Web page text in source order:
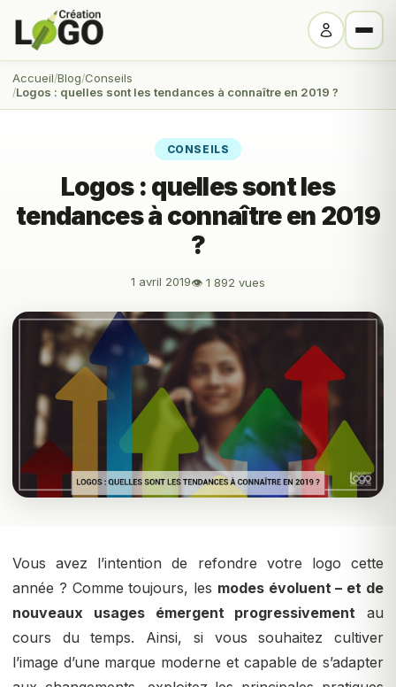
Accueil Blog Conseils
Logos : quelles sont les tendances à connaître en 2019 ?
CONSEILS
Logos : quelles sont les
tendances à connaître en 2019
?
1 avril 2019👁 1 892 vues
Vous avez l’intention de refondre votre logo cette
année ? Comme toujours, les modes évoluent – et de
nouveaux usages émergent progressivement au
cours du temps. Ainsi, si vous souhaitez cultiver
l’image d’une marque moderne et capable de s’adapter